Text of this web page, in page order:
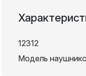
12312
Модель